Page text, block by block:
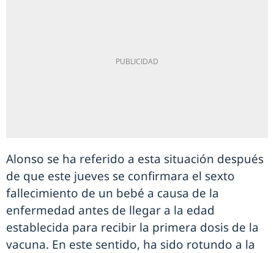
Alonso se ha referido a esta situación después
de que este jueves se confirmara el sexto
fallecimiento de un bebé a causa de la
enfermedad antes de llegar a la edad
establecida para recibir la primera dosis de la
vacuna. En este sentido, ha sido rotundo a la